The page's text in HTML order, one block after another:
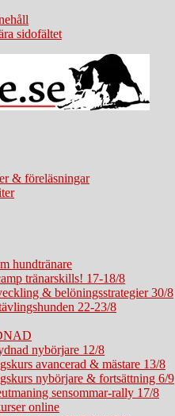
sidofältet
& föreläsningar
hundtränare
tränarskills! 17-18/8
& belöningsstrategier 30/8
22-23/8
nybörjare 12/8
avancerad & mästare 13/8
nybörjare & fortsättning 6/9
sensommar-rally 17/8
online